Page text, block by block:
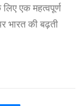
लिए एक महत्वपूर्ण
भारत की बढ़ती